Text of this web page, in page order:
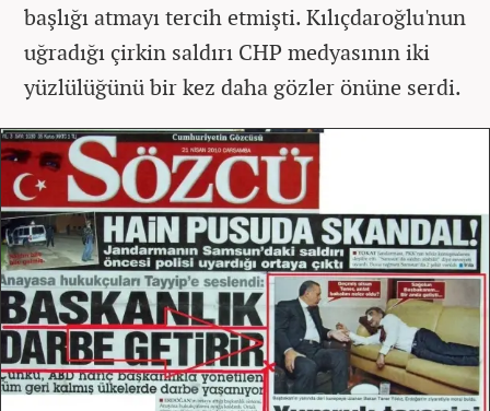
başlığı atmayı tercih etmişti. Kılıçdaroğlu'nun
uğradığı çirkin saldırı CHP medyasının iki
yüzlülüğünü bir kez daha gözler önüne serdi.